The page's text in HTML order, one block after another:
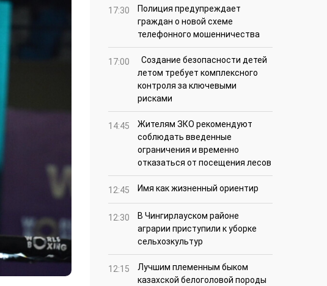
17:30
Полиция предупреждает
граждан о новой схеме
телефонного мошенничества
17:00
Создание безопасности детей
летом требует комплексного
контроля за ключевыми
рисками
14:45
Жителям ЗКО рекомендуют
соблюдать введенные
ограничения и временно
отказаться от посещения лесов
12:45 Имя как жизненный ориентир
12:30
В Чингирлауском районе
аграрии приступили к уборке
сельхозкультур
12:15
Лучшим племенным быком
казахской белоголовой породы